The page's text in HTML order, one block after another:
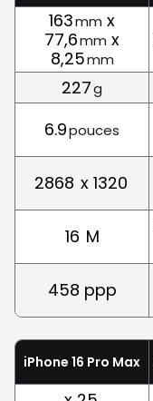
163mm x
77,6mm x
8,25mm
227g
6.9pouces
2868 x 1320
16 M
458 ppp
iPhone 16 Pro Max